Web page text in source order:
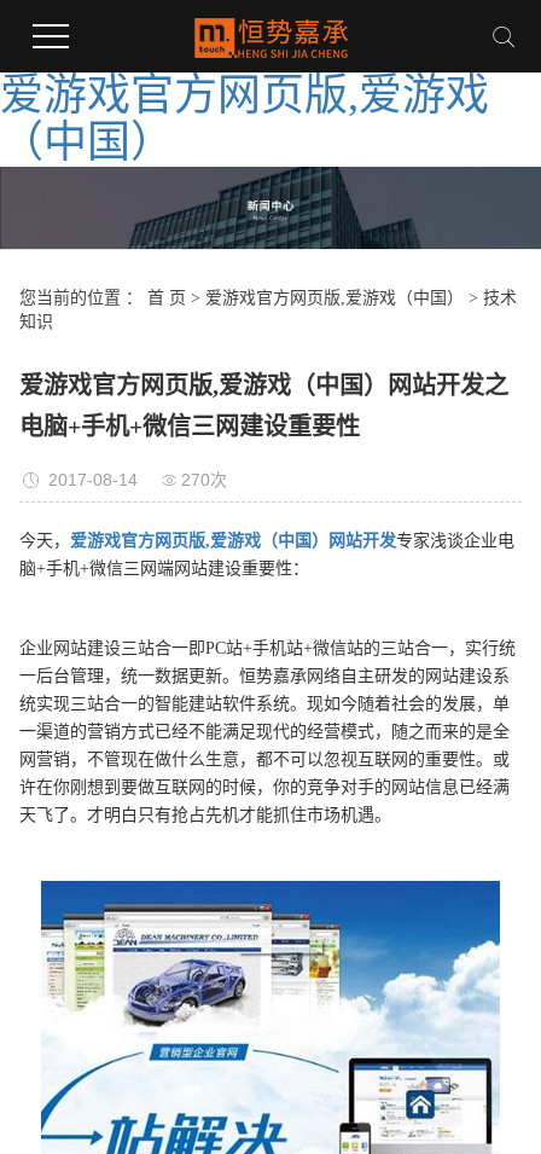
爱游戏官方网页版,爱游戏
（中国）
您当前的位置 ： 首 页 > 爱游戏官方网页版,爱游戏（中国） > 技术
知识
爱游戏官方网页版,爱游戏（中国）网站开发之
电脑+手机+微信三网建设重要性
2017-08-14 270次
今天， 爱游戏官方网页版,爱游戏（中国）网站开发专家浅谈企业电
脑+手机+微信三网端网站建设重要性：
企业网站建设三站合一即PC站+手机站+微信站的三站合一，实行统
一后台管理，统一数据更新。恒势嘉承网络自主研发的网站建设系
统实现三站合一的智能建站软件系统。现如今随着社会的发展，单
一渠道的营销方式已经不能满足现代的经营模式，随之而来的是全
网营销，不管现在做什么生意，都不可以忽视互联网的重要性。或
许在你刚想到要做互联网的时候，你的竞争对手的网站信息已经满
天飞了。才明白只有抢占先机才能抓住市场机遇。